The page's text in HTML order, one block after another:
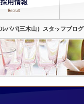
パパ(三木山）スタッフブログ